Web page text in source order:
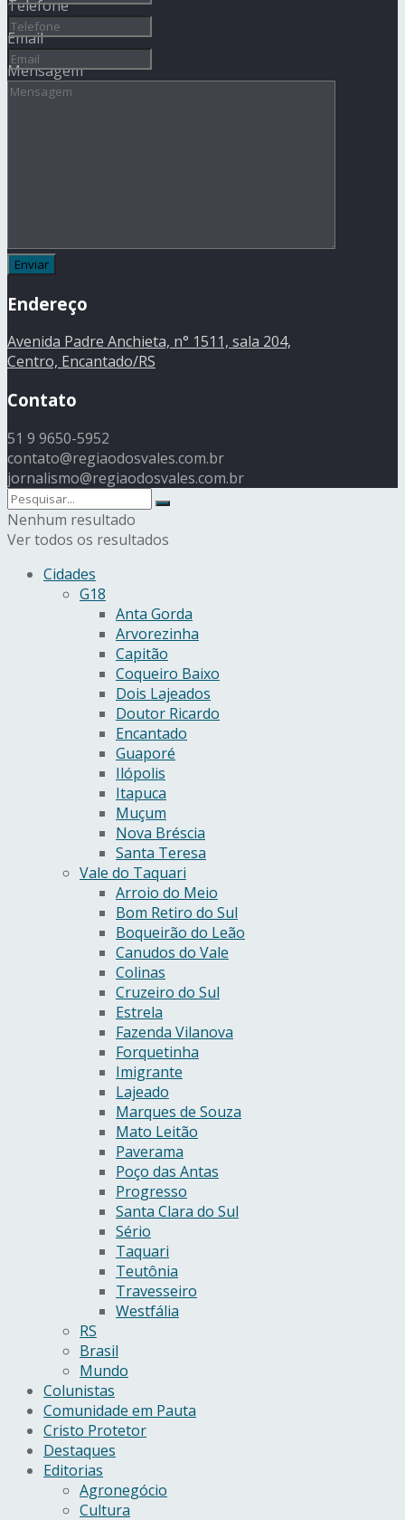
Telefone
Email
Mensagem
Endereço
Avenida Padre Anchieta, n° 1511, sala 204,
Centro, Encantado/RS
Contato
51 9 9650-5952
contato@regiaodosvales.com.br
jornalismo@regiaodosvales.com.br
Nenhum resultado
Ver todos os resultados
Cidades
G18
Anta Gorda
Arvorezinha
Capitão
Coqueiro Baixo
Dois Lajeados
Doutor Ricardo
Encantado
Guaporé
Ilópolis
Itapuca
Muçum
Nova Bréscia
Santa Teresa
Vale do Taquari
Arroio do Meio
Bom Retiro do Sul
Boqueirão do Leão
Canudos do Vale
Colinas
Cruzeiro do Sul
Estrela
Fazenda Vilanova
Forquetinha
Imigrante
Lajeado
Marques de Souza
Mato Leitão
Paverama
Poço das Antas
Progresso
Santa Clara do Sul
Sério
Taquari
Teutônia
Travesseiro
Westfália
RS
Brasil
Mundo
Colunistas
Comunidade em Pauta
Cristo Protetor
Destaques
Editorias
Agronegócio
Cultura